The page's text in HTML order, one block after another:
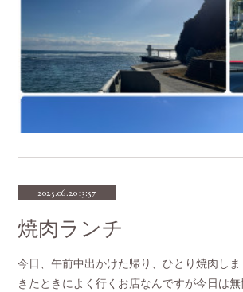
2025.06.20 13:57
焼肉ランチ
今日、午前中出かけた帰り、ひとり焼肉し
きたときによく行くお店なんですが今日は